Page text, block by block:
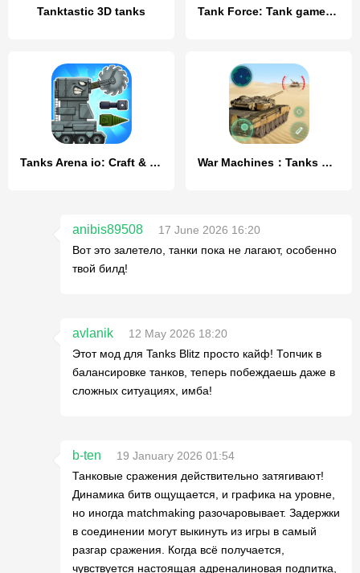
Tanktastic 3D tanks Tank Force: Tank games blitz
Tanks Arena io: Craft & Combat War Machines：Tanks Battle Game
anibis89508
17 June 2026 16:20
Вот это залетело, танки пока не лагают, особенно
твой билд!
avlanik
12 May 2026 18:20
Этот мод для Tanks Blitz просто кайф! Топчик в
балансировке танков, теперь побеждаешь даже в
сложных ситуациях, имба!
b-ten
19 January 2026 01:54
Танковые сражения действительно затягивают!
Динамика битв ощущается, и графика на уровне,
но иногда matchmaking разочаровывает. Задержки
в соединении могут выкинуть из игры в самый
разгар сражения. Когда всё получается,
чувствуется настоящая адреналиновая подпитка,